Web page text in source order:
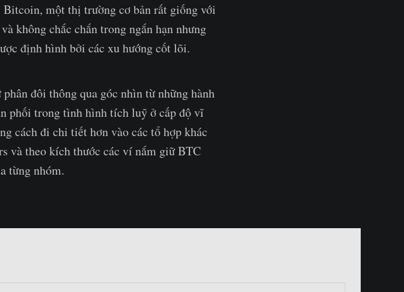
một thị trường cơ bản rất giống với
không chắc chắn trong ngắn hạn nhưng
định hình bởi các xu hướng cốt lõi.
đôi thông qua góc nhìn từ những hành
phối trong tình hình tích luỹ ở cấp độ vĩ
cách đi chi tiết hơn vào các tổ hợp khác
và theo kích thước các ví nắm giữ BTC
từng nhóm.